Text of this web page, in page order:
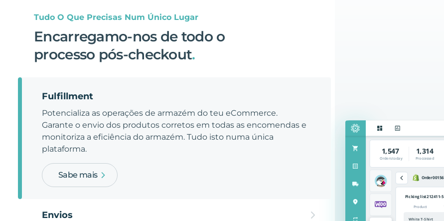
Tudo O Que Precisas Num Único Lugar
Encarregamo-nos de todo o
processo pós-checkout.
Fulfillment
Potencializa as operações de armazém do teu eCommerce.
Garante o envio dos produtos corretos em todas as encomendas e
monitoriza a eficiência do armazém. Tudo isto numa única
plataforma.
Sabe mais
Envios